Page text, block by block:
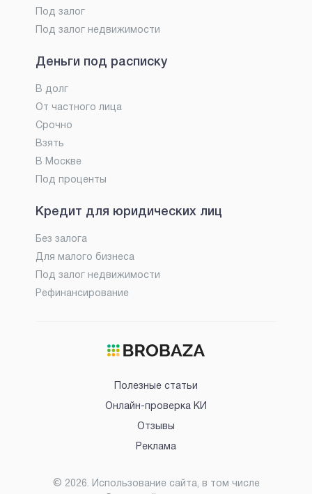
Под залог
Под залог недвижимости
Деньги под расписку
В долг
От частного лица
Срочно
Взять
В Москве
Под проценты
Кредит для юридических лиц
Без залога
Для малого бизнеса
Под залог недвижимости
Рефинансирование
Полезные статьи
Онлайн-проверка КИ
Отзывы
Реклама
© 2026. Использование сайта, в том числе